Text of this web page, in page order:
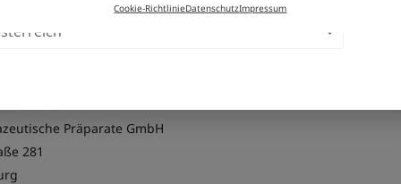
Cookie-RichtlinieDatenschutzImpressum
Präparate GmbH
281